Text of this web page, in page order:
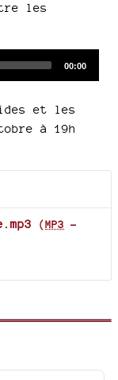
les
Total
00:00
et les
à 19h
(MP3 -